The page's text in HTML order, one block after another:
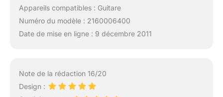
Appareils compatibles : Guitare
Numéro du modèle : 2160006400
Date de mise en ligne : 9 décembre 2011
Note de la rédaction 16/20
Design :